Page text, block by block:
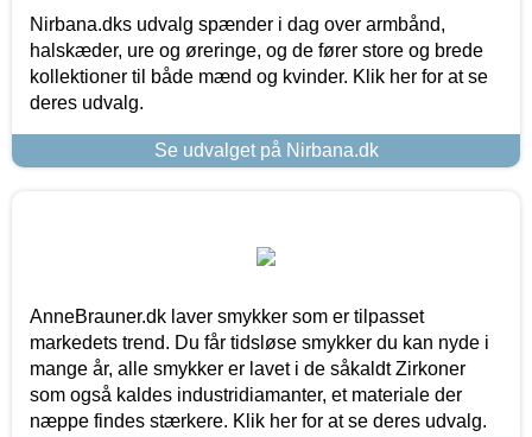
Nirbana.dks udvalg spænder i dag over armbånd,
halskæder, ure og øreringe, og de fører store og brede
kollektioner til både mænd og kvinder. Klik her for at se
deres udvalg.
Se udvalget på Nirbana.dk
AnneBrauner.dk laver smykker som er tilpasset
markedets trend. Du får tidsløse smykker du kan nyde i
mange år, alle smykker er lavet i de såkaldt Zirkoner
som også kaldes industridiamanter, et materiale der
næppe findes stærkere. Klik her for at se deres udvalg.